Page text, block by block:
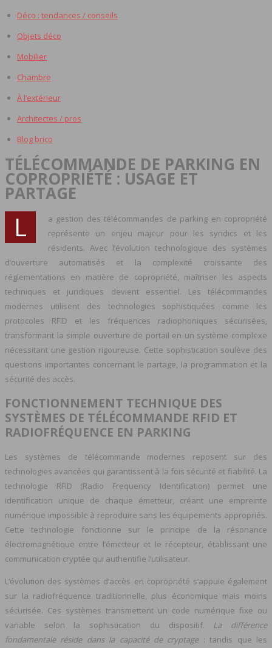
Déco : tendances / conseils
Objets déco
Mobilier
Chambre
À l’extérieur
Architectes / pros
Blog brico
TÉLÉCOMMANDE DE PARKING EN
COPROPRIÉTÉ : USAGE ET
PARTAGE
L
a gestion des télécommandes de parking en copropriété
représente un enjeu majeur pour les syndics et les
résidents. Avec l’évolution technologique des systèmes
d’ouverture automatisés et la complexité croissante des
réglementations en matière de copropriété, maîtriser les aspects
techniques et juridiques devient essentiel. Les télécommandes
modernes utilisent des technologies sophistiquées comme les
protocoles RFID et les fréquences radiophoniques sécurisées,
transformant la simple ouverture de portail en un système complexe
nécessitant une gestion rigoureuse. Cette sophistication soulève des
questions importantes concernant le partage, la programmation et la
sécurité des accès.
FONCTIONNEMENT TECHNIQUE DES
SYSTÈMES DE TÉLÉCOMMANDE RFID ET
RADIOFRÉQUENCE EN PARKING
Les systèmes de télécommande modernes reposent sur des
technologies avancées qui garantissent à la fois sécurité et fiabilité. La
technologie RFID (Radio Frequency Identification) permet une
identification unique de chaque émetteur, créant une empreinte
numérique impossible à reproduire sans les équipements appropriés.
Cette technologie fonctionne sur le principe de la résonance
électromagnétique entre l’émetteur et le récepteur, établissant une
communication cryptée qui authentifie l’utilisateur.
L’évolution des systèmes d’accès en copropriété s’appuie également
sur la radiofréquence traditionnelle, plus économique mais moins
sécurisée. Ces systèmes transmettent un code numérique fixe ou
variable selon la sophistication du dispositif. La différence
fondamentale réside dans la capacité de cryptage : tandis que les